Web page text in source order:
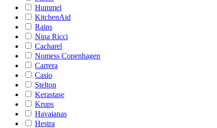
Hummel
KitchenAid
Rains
Nina Ricci
Cacharel
Nomess Copenhagen
Carrera
Casio
Stelton
Kerastase
Krups
Havaianas
Hestra